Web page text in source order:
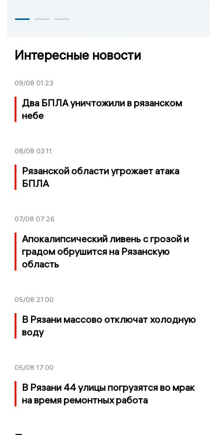
Интересные новости
09/08 01:23
Два БПЛА уничтожили в рязанском
небе
08/08 03:11
Рязанской области угрожает атака
БПЛА
07/08 07:26
Апокалипсический ливень с грозой и
градом обрушится на Рязанскую
область
05/08 21:00
В Рязани массово отключат холодную
воду
05/08 17:00
В Рязани 44 улицы погрузятся во мрак
на время ремонтных работа